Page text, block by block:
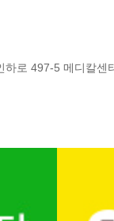
하로 497-5 메디칼